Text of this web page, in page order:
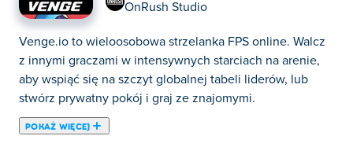
OnRush Studio
Venge.io to wieloosobowa strzelanka FPS online. Walcz
z innymi graczami w intensywnych starciach na arenie,
aby wspiąć się na szczyt globalnej tabeli liderów, lub
stwórz prywatny pokój i graj ze znajomymi.
POKAŻ WIĘCEJ